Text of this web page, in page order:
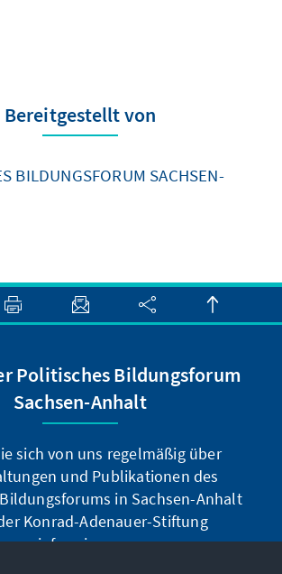
Bereitgestellt von
BILDUNGSFORUM SACHSEN-
Politisches Bildungsforum
Sachsen-Anhalt
sich von uns regelmäßig über
und Publikationen des
in Sachsen-Anhalt
Konrad-Adenauer-Stiftung
informieren.